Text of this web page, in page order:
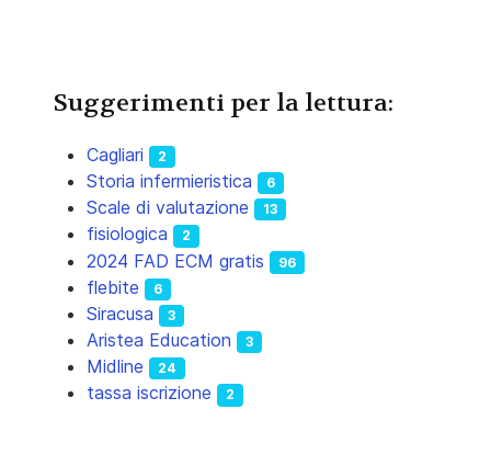
Suggerimenti per la lettura:
Cagliari 2
Storia infermieristica 6
Scale di valutazione 13
fisiologica 2
2024 FAD ECM gratis 96
flebite 6
Siracusa 3
Aristea Education 3
Midline 24
tassa iscrizione 2